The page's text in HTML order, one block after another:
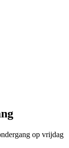
op vrijdag